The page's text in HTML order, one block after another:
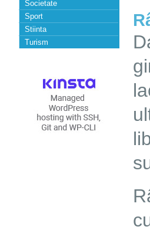
Societate
Sport
Stiinta
Turism